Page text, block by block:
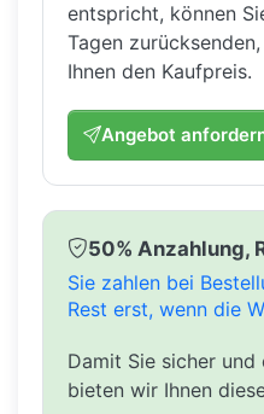
entspricht, können
Tagen
Ihnen den Kaufpreis.
Angebot
50% Anzahlung,
Sie zahlen bei
Rest erst, wenn die
Damit Sie sicher
bieten wir Ihnen